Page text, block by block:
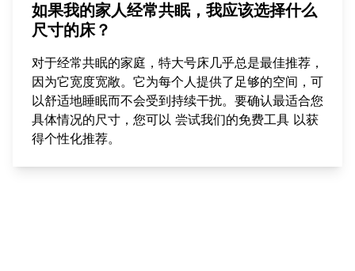
如果我的家人经常共眠，我应该选择什么
尺寸的床？
对于经常共眠的家庭，特大号床几乎总是最佳推荐，
因为它宽度宽敞。它为每个人提供了足够的空间，可
以舒适地睡眠而不会受到持续干扰。要确认最适合您
具体情况的尺寸，您可以 尝试我们的免费工具 以获
得个性化推荐。